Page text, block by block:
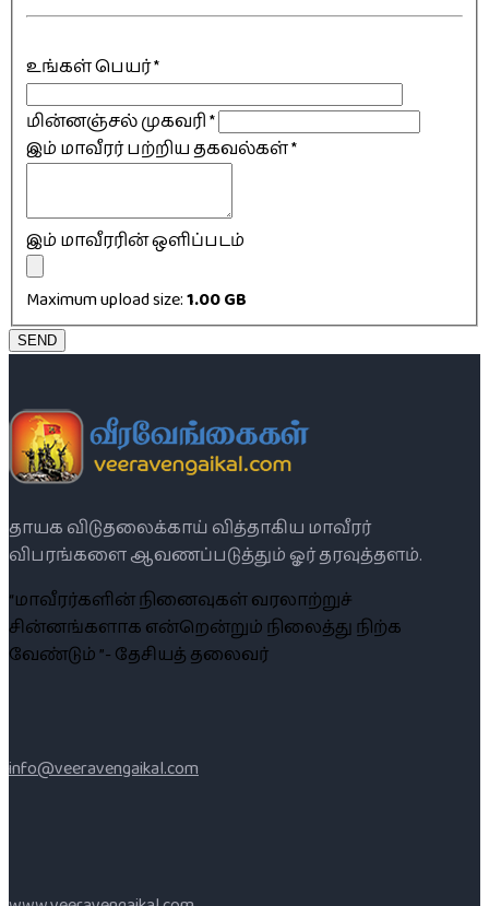
உங்கள் பெயர்*
மின்னஞ்சல் முகவரி*
இம் மாவீரர் பற்றிய தகவல்கள்*
இம் மாவீரரின் ஒளிப்படம்
Maximum upload size:1.00 GB
SEND
தாயக விடுதலைக்காய் வித்தாகிய மாவீரர்
விபரங்களை ஆவணப்படுத்தும் ஓர் தரவுத்தளம்.
“மாவீரர்களின் நினைவுகள் வரலாற்றுச்
சின்னங்களாக என்றென்றும் நிலைத்து நிற்க
வேண்டும் ”- தேசியத் தலைவர்
info@veeravengaikal.com